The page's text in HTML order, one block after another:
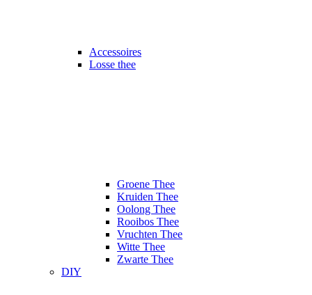
Accessoires
Losse thee
Groene Thee
Kruiden Thee
Oolong Thee
Rooibos Thee
Vruchten Thee
Witte Thee
Zwarte Thee
DIY